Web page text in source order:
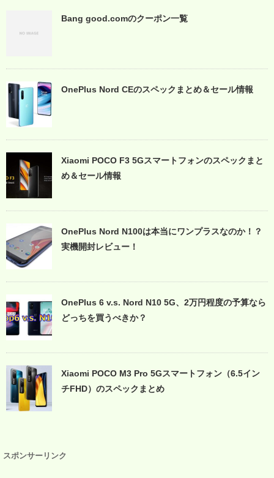
Bang good.comのクーポン一覧
OnePlus Nord CEのスペックまとめ＆セール情報
Xiaomi POCO F3 5Gスマートフォンのスペックまと
め＆セール情報
OnePlus Nord N100は本当にワンプラスなのか！？
実機開封レビュー！
OnePlus 6 v.s. Nord N10 5G、2万円程度の予算なら
どっちを買うべきか？
Xiaomi POCO M3 Pro 5Gスマートフォン（6.5イン
チFHD）のスペックまとめ
スポンサーリンク